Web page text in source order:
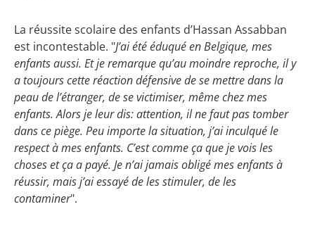
La réussite scolaire des enfants d’Hassan Assabban
est incontestable. "J’ai été éduqué en Belgique, mes
enfants aussi. Et je remarque qu’au moindre reproche, il y
a toujours cette réaction défensive de se mettre dans la
peau de l’étranger, de se victimiser, même chez mes
enfants. Alors je leur dis: attention, il ne faut pas tomber
dans ce piège. Peu importe la situation, j’ai inculqué le
respect à mes enfants. C’est comme ça que je vois les
choses et ça a payé. Je n’ai jamais obligé mes enfants à
réussir, mais j’ai essayé de les stimuler, de les
contaminer".